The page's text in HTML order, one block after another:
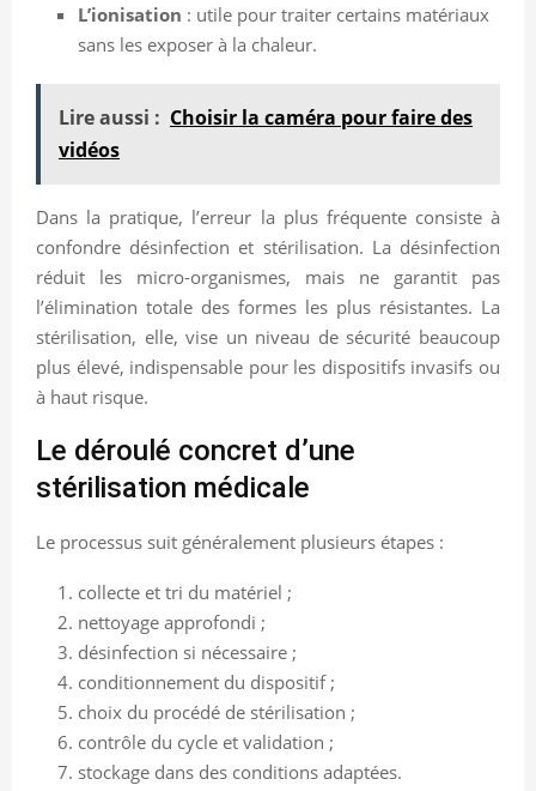
L’ionisation : utile pour traiter certains matériaux
sans les exposer à la chaleur.
Lire aussi : Choisir la caméra pour faire des
vidéos
Dans la pratique, l’erreur la plus fréquente consiste à
confondre désinfection et stérilisation. La désinfection
réduit les micro-organismes, mais ne garantit pas
l’élimination totale des formes les plus résistantes. La
stérilisation, elle, vise un niveau de sécurité beaucoup
plus élevé, indispensable pour les dispositifs invasifs ou
à haut risque.
Le déroulé concret d’une
stérilisation médicale
Le processus suit généralement plusieurs étapes :
collecte et tri du matériel ;
nettoyage approfondi ;
désinfection si nécessaire ;
conditionnement du dispositif ;
choix du procédé de stérilisation ;
contrôle du cycle et validation ;
stockage dans des conditions adaptées.